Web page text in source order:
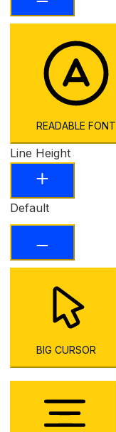
READABLE FONT
Line Height
Default
BIG CURSOR